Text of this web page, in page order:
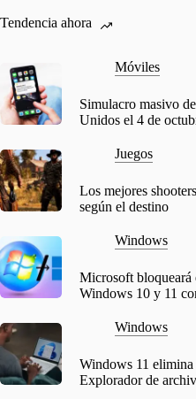
Tendencia ahora
Móviles
Simulacro masivo
Unidos el 4 de
Juegos
Los mejores
según el destino
Windows
Microsoft bloqueará
Windows 10 y 11
Windows
Windows 11
Explorador de